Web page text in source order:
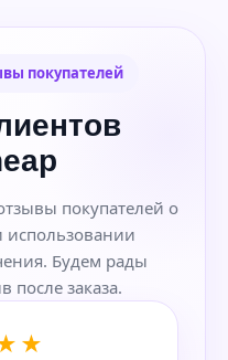
покупателей
покупателей о
использовании
Будем рады
после заказа.